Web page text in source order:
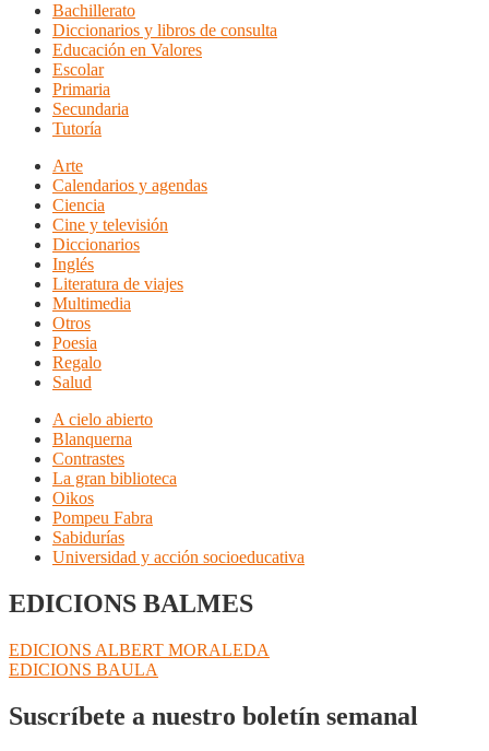
Bachillerato
Diccionarios y libros de consulta
Educación en Valores
Escolar
Primaria
Secundaria
Tutoría
Arte
Calendarios y agendas
Ciencia
Cine y televisión
Diccionarios
Inglés
Literatura de viajes
Multimedia
Otros
Poesia
Regalo
Salud
A cielo abierto
Blanquerna
Contrastes
La gran biblioteca
Oikos
Pompeu Fabra
Sabidurías
Universidad y acción socioeducativa
EDICIONS BALMES
Navegación
de
entradas
Anterior:
EDICIONS ALBERT MORALEDA
Siguiente:
EDICIONS BAULA
Suscríbete a nuestro boletín semanal